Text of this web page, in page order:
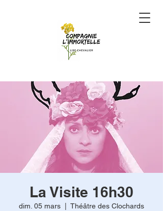
La Visite 16h30
dim. 05 mars
Théâtre des Clochards